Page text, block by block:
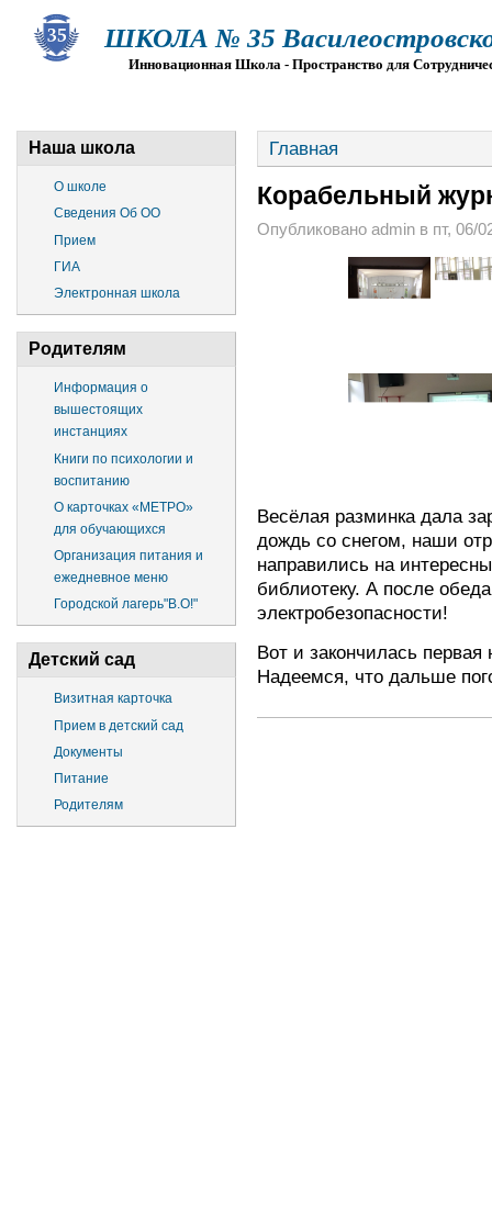
ШКОЛА № 35
Инновационная Школа - Пространство для
Наша школа
О школе
Сведения Об ОО
Прием
ГИА
Электронная школа
Родителям
Информация о
вышестоящих
инстанциях
Книги по психологии и
воспитанию
О карточках «МЕТРО»
для обучающихся
Организация питания и
ежедневное меню
Городской лагерь"В.О!"
Детский сад
Визитная карточка
Прием в детский сад
Документы
Питание
Родителям
Главная
Корабельный
Опубликовано admin в пт, 06/
Весёлая разминка дала
дождь со снегом, наши
направились на
библиотеку. А после
электробезопасности!
Вот и закончилась
Надеемся, что дальше